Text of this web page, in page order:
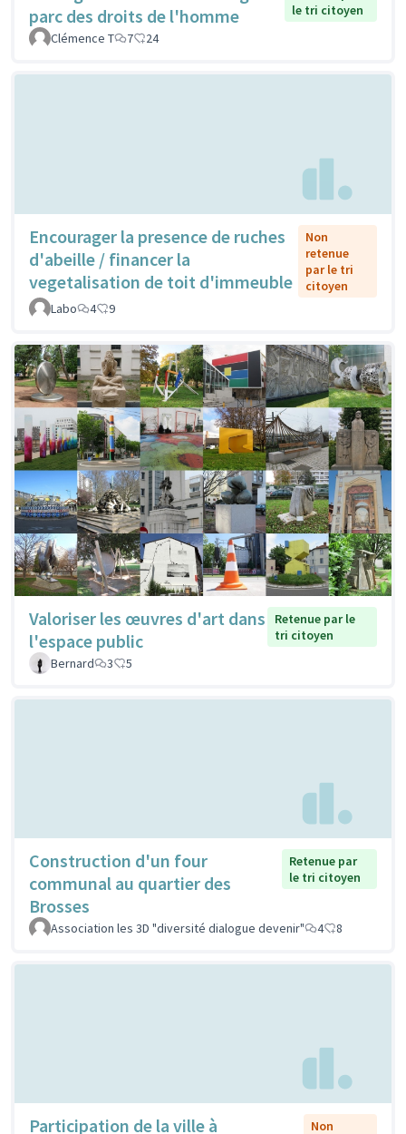
parc des droits de l'homme
le tri citoyen
Clémence T
7 24
Encourager la presence de ruches
d'abeille / financer la
vegetalisation de toit d'immeuble
Non
retenue
par le tri
citoyen
Labo
4 9
Valoriser les œuvres d'art dans
l'espace public
Retenue par le
tri citoyen
Bernard
3 5
Construction d'un four
communal au quartier des
Brosses
Retenue par
le tri citoyen
Association les 3D "diversité dialogue devenir" 4 8
Participation de la ville à
Non